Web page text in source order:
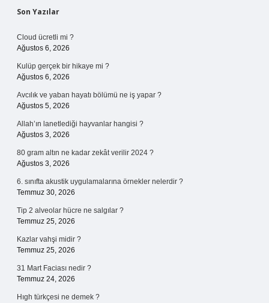
Sidebar
Son Yazılar
Cloud ücretli mi ?
Ağustos 6, 2026
Kulüp gerçek bir hikaye mi ?
Ağustos 6, 2026
Avcılık ve yaban hayatı bölümü ne iş yapar ?
Ağustos 5, 2026
Allah’ın lanetlediği hayvanlar hangisi ?
Ağustos 3, 2026
80 gram altın ne kadar zekât verilir 2024 ?
Ağustos 3, 2026
6. sınıfta akustik uygulamalarına örnekler nelerdir ?
Temmuz 30, 2026
Tip 2 alveolar hücre ne salgılar ?
Temmuz 25, 2026
Kazlar vahşi midir ?
Temmuz 25, 2026
31 Mart Faciası nedir ?
Temmuz 24, 2026
Hıgh türkçesi ne demek ?